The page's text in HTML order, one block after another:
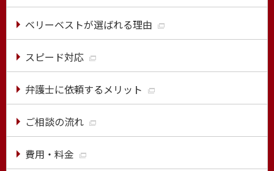
ベリーベストが選ばれる理由
スピード対応
弁護士に依頼するメリット
ご相談の流れ
費用・料金